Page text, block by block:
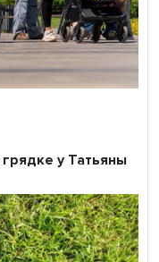
у Татьяны